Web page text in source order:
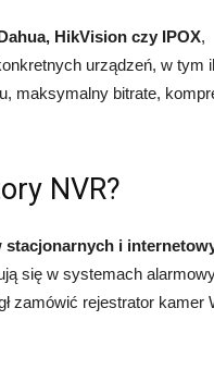
HikVision czy IPOX,
urządzeń, w tym
maksymalny bitrate,
NVR?
stacjonarnych i
się w systemach
zamówić rejestrator kamer